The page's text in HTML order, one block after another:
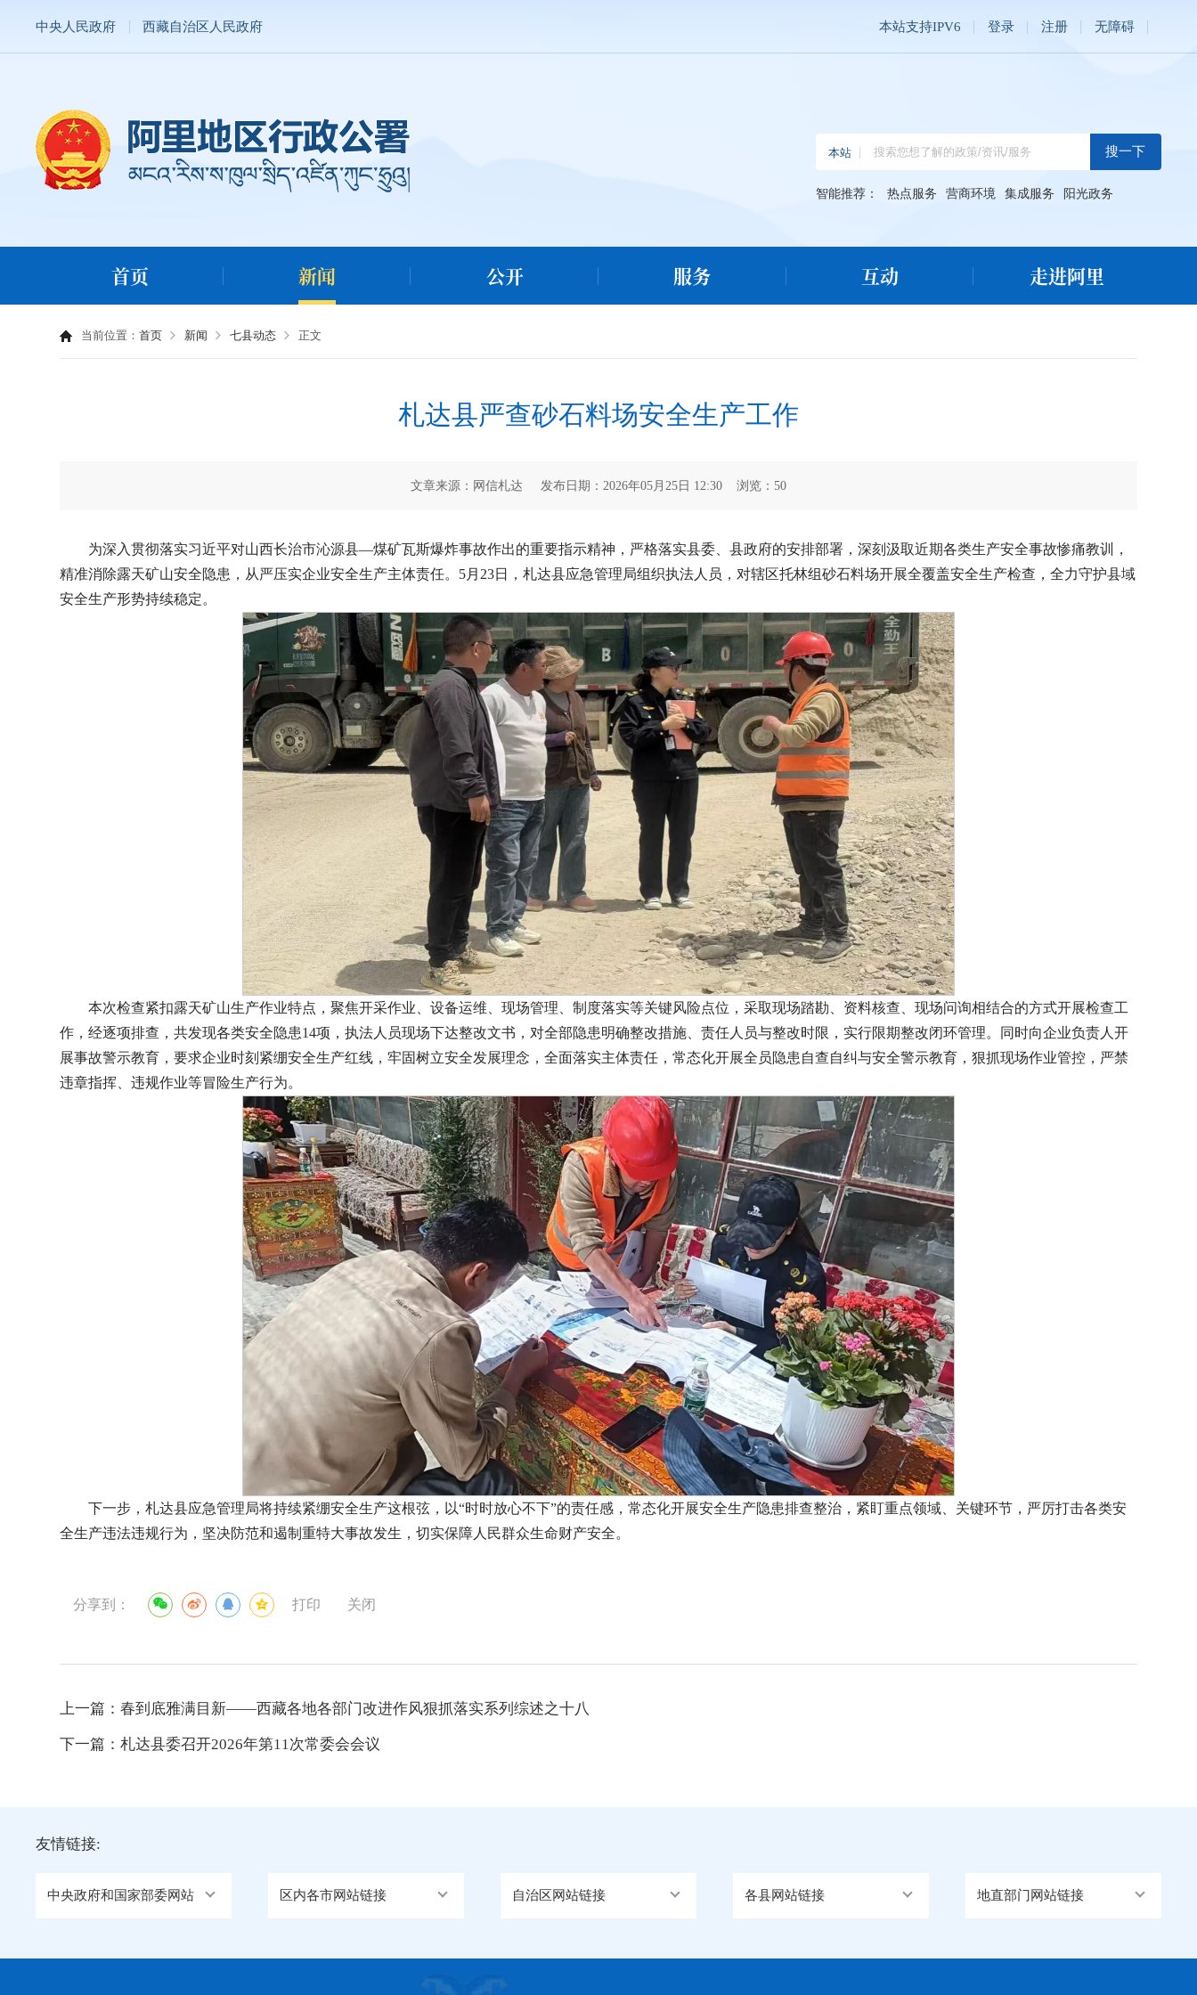
中央人民政府 西藏自治区人民政府 本站支持IPV6 登录 注册 无障碍
智能推荐： 热点服务 营商环境 集成服务 阳光政务
首页 新闻 公开 服务 互动 走进阿里
当前位置：首页 新闻 七县动态 正文
札达县严查砂石料场安全生产工作
文章来源：网信札达 发布日期：2026年05月25日 12:30 浏览： 50
为深入贯彻落实习近平对山西长治市沁源县—煤矿瓦斯爆炸事故作出的重要指示精神，严格落实县委、县政府的安排部署，深刻汲取近期各类生产安全事故惨痛教训，
精准消除露天矿山安全隐患，从严压实企业安全生产主体责任。5月23日，札达县应急管理局组织执法人员，对辖区托林组砂石料场开展全覆盖安全生产检查，全力守护县域
安全生产形势持续稳定。
本次检查紧扣露天矿山生产作业特点，聚焦开采作业、设备运维、现场管理、制度落实等关键风险点位，采取现场踏勘、资料核查、现场问询相结合的方式开展检查工
作，经逐项排查，共发现各类安全隐患14项，执法人员现场下达整改文书，对全部隐患明确整改措施、责任人员与整改时限，实行限期整改闭环管理。同时向企业负责人开
展事故警示教育，要求企业时刻紧绷安全生产红线，牢固树立安全发展理念，全面落实主体责任，常态化开展全员隐患自查自纠与安全警示教育，狠抓现场作业管控，严禁
违章指挥、违规作业等冒险生产行为。
下一步，札达县应急管理局将持续紧绷安全生产这根弦，以“时时放心不下”的责任感，常态化开展安全生产隐患排查整治，紧盯重点领域、关键环节，严厉打击各类安
全生产违法违规行为，坚决防范和遏制重特大事故发生，切实保障人民群众生命财产安全。
分享到： 打印 关闭
上一篇：春到底雅满目新——西藏各地各部门改进作风狠抓落实系列综述之十八
下一篇：札达县委召开2026年第11次常委会会议
友情链接:
中央政府和国家部委网站 区内各市网站链接 自治区网站链接 各县网站链接 地直部门网站链接